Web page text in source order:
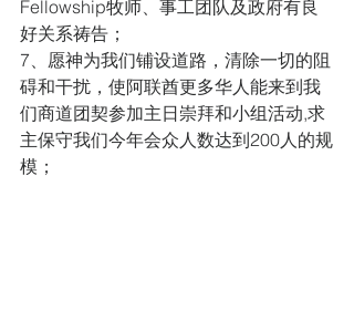
Fellowship牧师、事工团队及政府有良
好关系祷告；
7、愿神为我们铺设道路，清除一切的阻
碍和干扰，使阿联酋更多华人能来到我
们商道团契参加主日崇拜和小组活动,求
主保守我们今年会众人数达到200人的规
模；